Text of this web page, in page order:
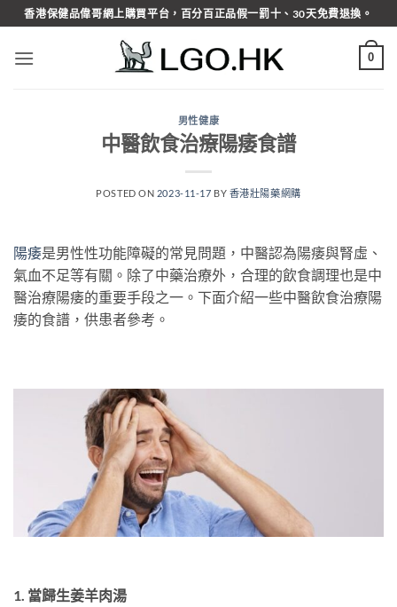
Skip
to
content
香港保健品偉哥網上購買平台，百分百正品假一罰十、30天免費退換。
0
男性健康
中醫飲食治療陽痿食譜
POSTED ON 2023-11-17 BY 香港壯陽藥網購
陽痿是男性性功能障礙的常見問題，中醫認為陽痿與腎虛、
氣血不足等有關。除了中藥治療外，合理的飲食調理也是中
醫治療陽痿的重要手段之一。下面介紹一些中醫飲食治療陽
痿的食譜，供患者參考。
1. 當歸生姜羊肉湯